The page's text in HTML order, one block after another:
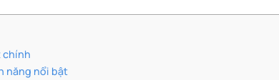
chính
năng nổi bật